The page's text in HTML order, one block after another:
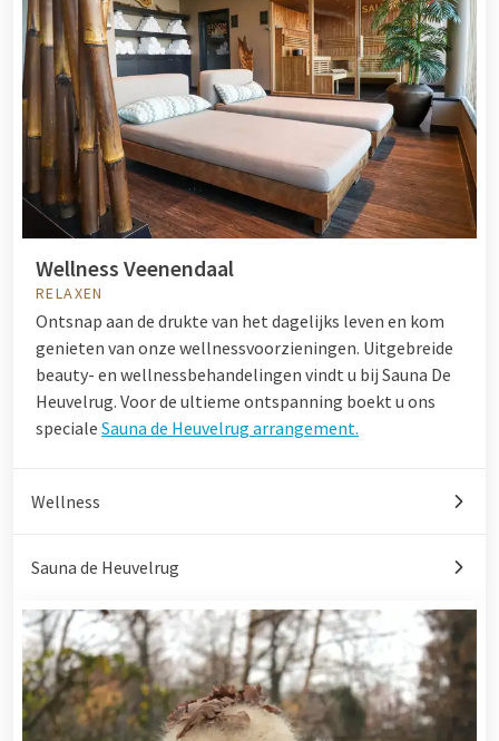
Wellness Veenendaal
RELAXEN
Ontsnap aan de drukte van het dagelijks leven en kom
genieten van onze wellnessvoorzieningen. Uitgebreide
beauty- en wellnessbehandelingen vindt u bij Sauna De
Heuvelrug. Voor de ultieme ontspanning boekt u ons
speciale Sauna de Heuvelrug arrangement.
Wellness
Sauna de Heuvelrug